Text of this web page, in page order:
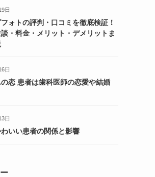
日
ォトの評判・口コミを徹底検証！
・料金・メリット・デメリットま
日
恋 患者は歯科医師の恋愛や結婚
日
いい患者の関係と影響